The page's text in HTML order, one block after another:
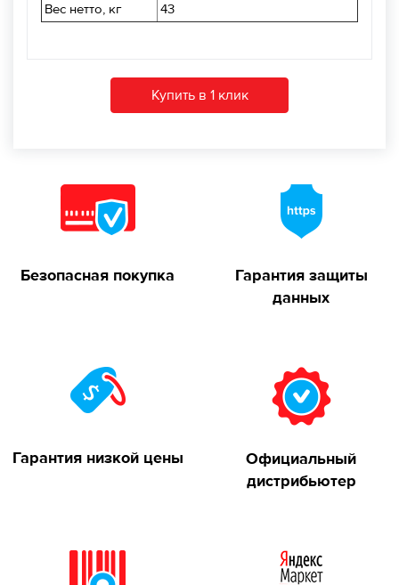
Вес нетто, кг 43
Купить в 1 клик
Безопасная покупка
Гарантия защиты
данных
Гарантия низкой цены
Официальный
дистрибьютер